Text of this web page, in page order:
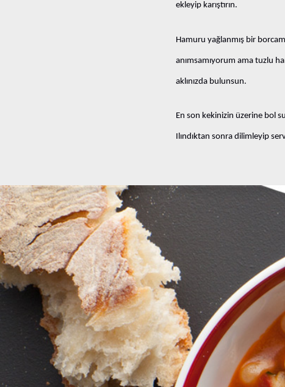
ekleyip karıştırın.
Hamuru yağlanmış bir
anımsamıyorum ama tuzlu
aklınızda bulunsun.
En son kekinizin üzerine bol
Ilındıktan sonra dilimleyip